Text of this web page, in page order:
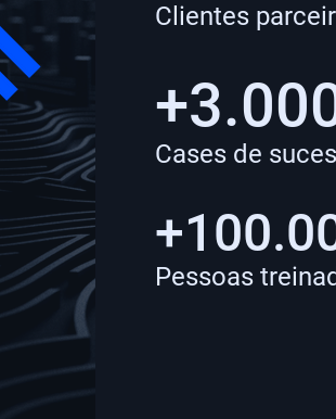
Clientes
Cases de
Pessoas